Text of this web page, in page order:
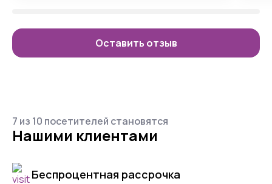
Оставить отзыв
7 из 10 посетителей становятся
Нашими клиентами
Беспроцентная рассрочка